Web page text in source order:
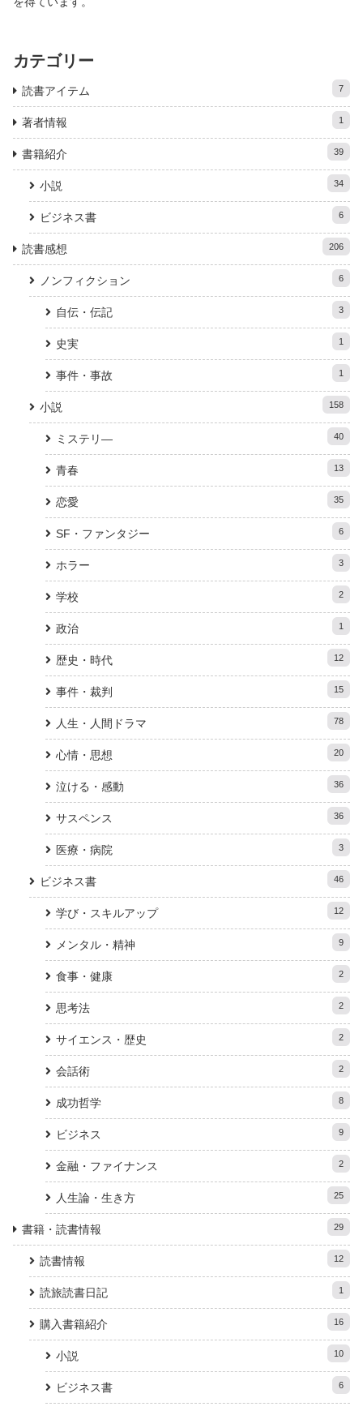
カテゴリー
読書アイテム 7
著者情報 1
書籍紹介 39
小説 34
ビジネス書 6
読書感想 206
ノンフィクション 6
自伝・伝記 3
史実 1
事件・事故 1
小説 158
ミステリ― 40
青春 13
恋愛 35
SF・ファンタジー 6
ホラー 3
学校 2
政治 1
歴史・時代 12
事件・裁判 15
人生・人間ドラマ 78
心情・思想 20
泣ける・感動 36
サスペンス 36
医療・病院 3
ビジネス書 46
学び・スキルアップ 12
メンタル・精神 9
食事・健康 2
思考法 2
サイエンス・歴史 2
会話術 2
成功哲学 8
ビジネス 9
金融・ファイナンス 2
人生論・生き方 25
書籍・読書情報 29
読書情報 12
読旅読書日記 1
購入書籍紹介 16
小説 10
ビジネス書 6